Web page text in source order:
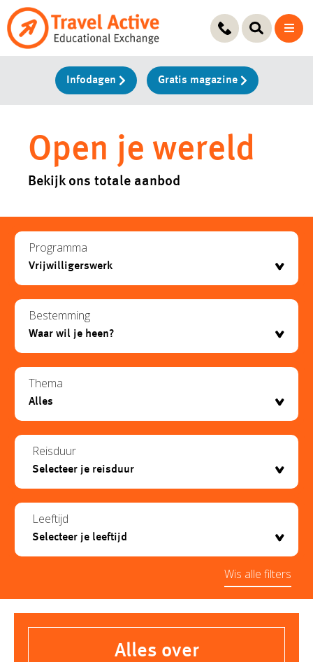
Ga
naar
Infodagen Gratis magazine
Open je wereld
Bekijk ons totale aanbod
Programma
testje
Bestemming
Thema
Reisduur
Leeftijd
Wis alle filters
Alles over